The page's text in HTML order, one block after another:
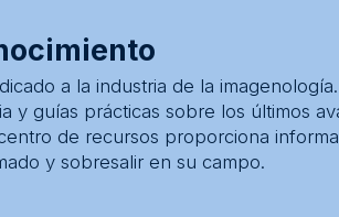
a la industria de la
y guías prácticas sobre los últimos
de recursos proporciona
y sobresalir en su campo.